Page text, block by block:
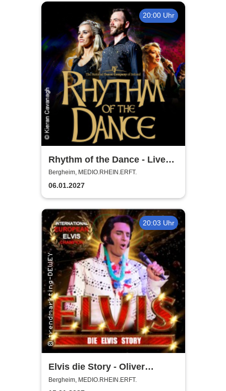
20:00 Uhr
Rhythm of the Dance - Live
2027
Bergheim, MEDIO.RHEIN.ERFT.
06.01.2027
20:03 Uhr
Elvis die Story - Oliver
Steinhoff + Band
Bergheim, MEDIO.RHEIN.ERFT.